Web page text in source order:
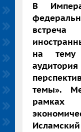
В
встреча
на тему
темы».
рамках